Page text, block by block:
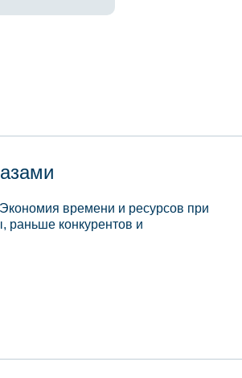
времени и ресурсов при
раньше конкурентов и